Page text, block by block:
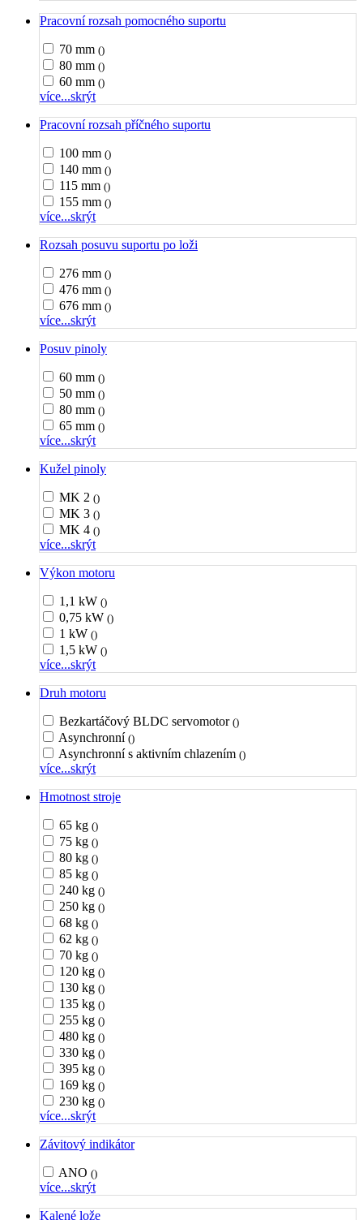
Pracovní rozsah pomocného suportu
70 mm ()
80 mm ()
60 mm ()
více...skrýt
Pracovní rozsah příčného suportu
100 mm ()
140 mm ()
115 mm ()
155 mm ()
více...skrýt
Rozsah posuvu suportu po loži
276 mm ()
476 mm ()
676 mm ()
více...skrýt
Posuv pinoly
60 mm ()
50 mm ()
80 mm ()
65 mm ()
více...skrýt
Kužel pinoly
MK 2 ()
MK 3 ()
MK 4 ()
více...skrýt
Výkon motoru
1,1 kW ()
0,75 kW ()
1 kW ()
1,5 kW ()
více...skrýt
Druh motoru
Bezkartáčový BLDC servomotor ()
Asynchronní ()
Asynchronní s aktivním chlazením ()
více...skrýt
Hmotnost stroje
65 kg ()
75 kg ()
80 kg ()
85 kg ()
240 kg ()
250 kg ()
68 kg ()
62 kg ()
70 kg ()
120 kg ()
130 kg ()
135 kg ()
255 kg ()
480 kg ()
330 kg ()
395 kg ()
169 kg ()
230 kg ()
více...skrýt
Závitový indikátor
ANO ()
více...skrýt
Kalené lože